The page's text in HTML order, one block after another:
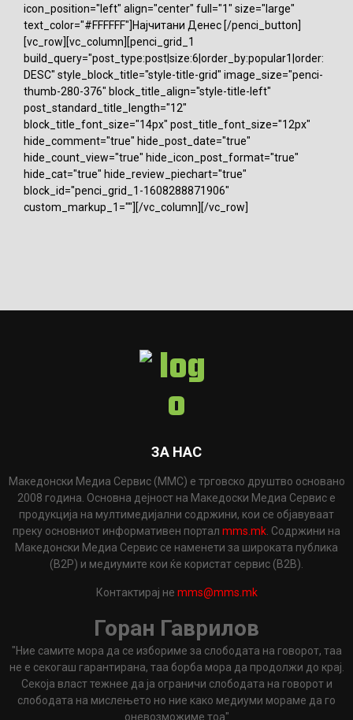
icon_position="left" align="center" full="1" size="large"
text_color="#FFFFFF"]Најчитани Денес [/penci_button]
[vc_row][vc_column][penci_grid_1
build_query="post_type:post|size:6|order_by:popular1|order:
DESC" style_block_title="style-title-grid" image_size="penci-
thumb-280-376" block_title_align="style-title-left"
post_standard_title_length="12"
block_title_font_size="14px" post_title_font_size="12px"
hide_comment="true" hide_post_date="true"
hide_count_view="true" hide_icon_post_format="true"
hide_cat="true" hide_review_piechart="true"
block_id="penci_grid_1-1608288871906"
custom_markup_1=""][/vc_column][/vc_row]
ЗА НАС
Македонски Медиа Сервис (ММС) е трговско друштво основано
2008 година. Основна дејност на Македоски Медиа Сервис е
продукција на мултимедијални содржини, кои се објавуваат
преку основниот информативен портал mms.mk . Содржини на
Македонски Медиа Сервис се наменети за широката публика
(B2P) и медиумите кои ќе користат сервис (B2B).
Контактирај не mms@mms.mk
Горан Гаврилов
"Ние самите мора да се избориме за слободата на говорот, таа
не е секогаш гарантирана, таа борба мора да продолжи до крај.
Секоја власт тежнее да ја ограничи слободата на говорот и
слободата на мислењето но ние како медиуми мораме да го
оневозможиме тоа"